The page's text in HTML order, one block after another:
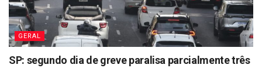
GERAL
SP: segundo dia de greve paralisa parcialmente três